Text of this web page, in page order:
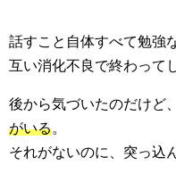
話すこと自体すべて勉強
互い消化不良で終わって
後から気づいたのだけど、
がいる。
それがないのに、突っ込